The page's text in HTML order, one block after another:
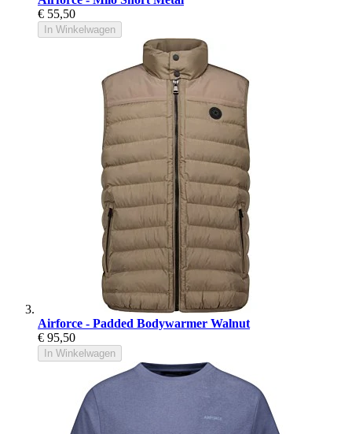
€ 55,50
In Winkelwagen
Airforce - Padded Bodywarmer Walnut
€ 95,50
In Winkelwagen